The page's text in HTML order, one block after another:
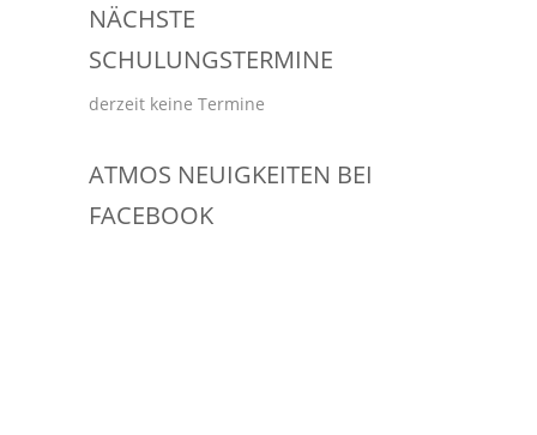
NÄCHSTE
SCHULUNGSTERMINE
derzeit keine Termine
ATMOS NEUIGKEITEN BEI
FACEBOOK